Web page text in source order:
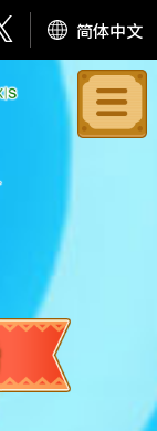
简体中文